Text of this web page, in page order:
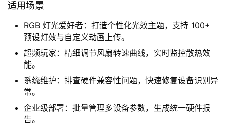
适用场景
RGB 灯光爱好者：打造个性化光效主题，支持 100+
预设灯效与自定义动画上传。
超频玩家：精细调节风扇转速曲线，实时监控散热效
能。
系统维护：排查硬件兼容性问题，快速修复设备识别异
常。
企业级部署：批量管理多设备参数，生成统一硬件报
告。